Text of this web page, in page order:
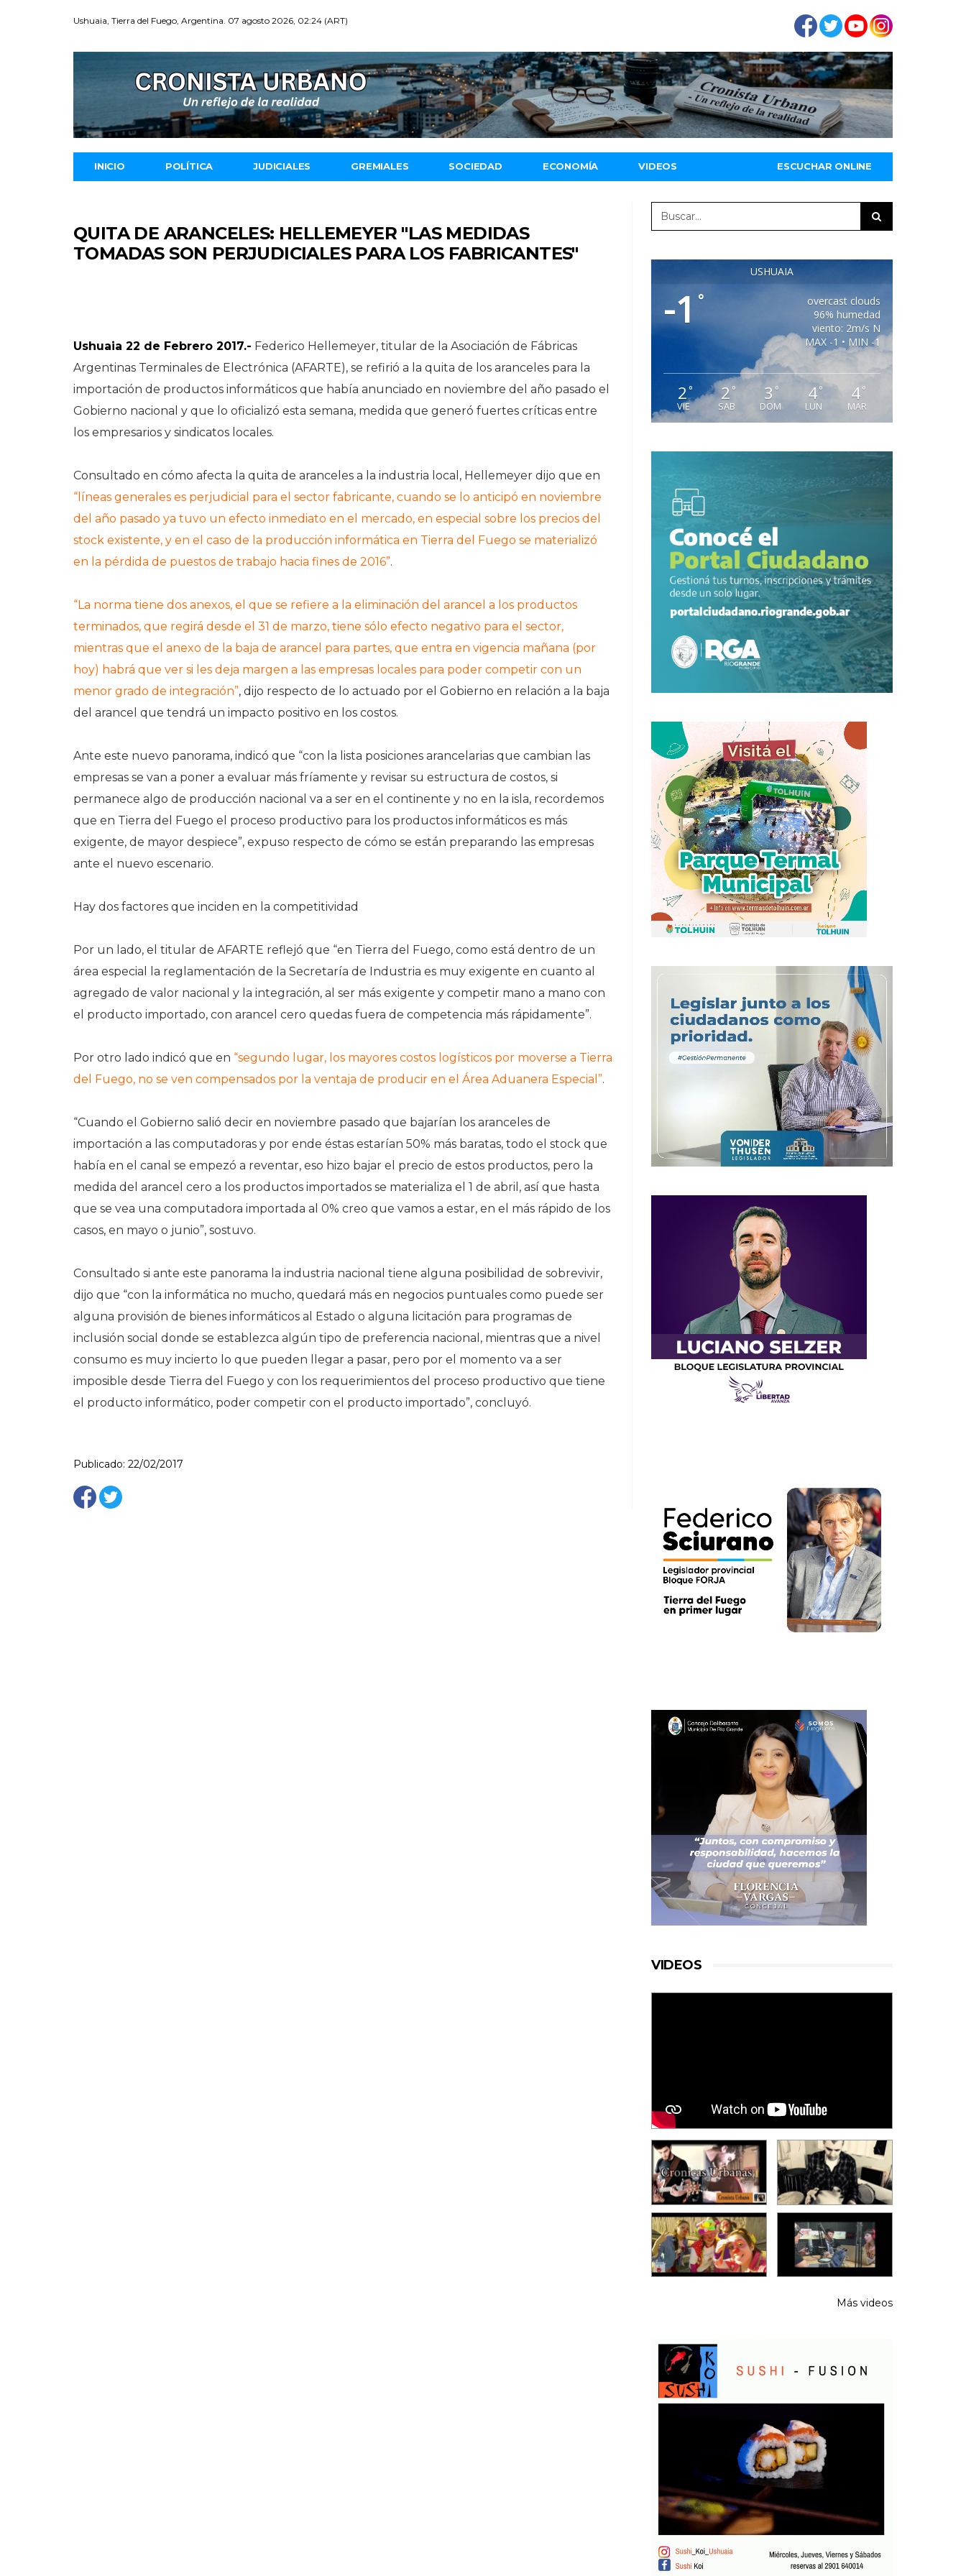
Ushuaia, Tierra del Fuego, Argentina. 07 agosto 2026, 02:24 (ART)
INICIO POLÍTICA JUDICIALES GREMIALES SOCIEDAD ECONOMÍA VIDEOS ESCUCHAR ONLINE
QUITA DE ARANCELES: HELLEMEYER "LAS MEDIDAS
TOMADAS SON PERJUDICIALES PARA LOS FABRICANTES"
Ushuaia 22 de Febrero 2017.- Federico Hellemeyer, titular de la Asociación de Fábricas
Argentinas Terminales de Electrónica (AFARTE), se refirió a la quita de los aranceles para la
importación de productos informáticos que había anunciado en noviembre del año pasado el
Gobierno nacional y que lo oficializó esta semana, medida que generó fuertes críticas entre
los empresarios y sindicatos locales.
Consultado en cómo afecta la quita de aranceles a la industria local, Hellemeyer dijo que en
“líneas generales es perjudicial para el sector fabricante, cuando se lo anticipó en noviembre
del año pasado ya tuvo un efecto inmediato en el mercado, en especial sobre los precios del
stock existente, y en el caso de la producción informática en Tierra del Fuego se materializó
en la pérdida de puestos de trabajo hacia fines de 2016”.
“La norma tiene dos anexos, el que se refiere a la eliminación del arancel a los productos
terminados, que regirá desde el 31 de marzo, tiene sólo efecto negativo para el sector,
mientras que el anexo de la baja de arancel para partes, que entra en vigencia mañana (por
hoy) habrá que ver si les deja margen a las empresas locales para poder competir con un
menor grado de integración”, dijo respecto de lo actuado por el Gobierno en relación a la baja
del arancel que tendrá un impacto positivo en los costos.
Ante este nuevo panorama, indicó que “con la lista posiciones arancelarias que cambian las
empresas se van a poner a evaluar más fríamente y revisar su estructura de costos, si
permanece algo de producción nacional va a ser en el continente y no en la isla, recordemos
que en Tierra del Fuego el proceso productivo para los productos informáticos es más
exigente, de mayor despiece”, expuso respecto de cómo se están preparando las empresas
ante el nuevo escenario.
Hay dos factores que inciden en la competitividad
Por un lado, el titular de AFARTE reflejó que “en Tierra del Fuego, como está dentro de un
área especial la reglamentación de la Secretaría de Industria es muy exigente en cuanto al
agregado de valor nacional y la integración, al ser más exigente y competir mano a mano con
el producto importado, con arancel cero quedas fuera de competencia más rápidamente”.
Por otro lado indicó que en “segundo lugar, los mayores costos logísticos por moverse a Tierra
del Fuego, no se ven compensados por la ventaja de producir en el Área Aduanera Especial”.
“Cuando el Gobierno salió decir en noviembre pasado que bajarían los aranceles de
importación a las computadoras y por ende éstas estarían 50% más baratas, todo el stock que
había en el canal se empezó a reventar, eso hizo bajar el precio de estos productos, pero la
medida del arancel cero a los productos importados se materializa el 1 de abril, así que hasta
que se vea una computadora importada al 0% creo que vamos a estar, en el más rápido de los
casos, en mayo o junio”, sostuvo.
Consultado si ante este panorama la industria nacional tiene alguna posibilidad de sobrevivir,
dijo que “con la informática no mucho, quedará más en negocios puntuales como puede ser
alguna provisión de bienes informáticos al Estado o alguna licitación para programas de
inclusión social donde se establezca algún tipo de preferencia nacional, mientras que a nivel
consumo es muy incierto lo que pueden llegar a pasar, pero por el momento va a ser
imposible desde Tierra del Fuego y con los requerimientos del proceso productivo que tiene
el producto informático, poder competir con el producto importado”, concluyó.
Publicado: 22/02/2017
USHUAIA
-1°
overcast clouds
96% humedad
viento: 2m/s N
MAX -1 • MIN -1
2°
VIE
2 °
SAB
3 °
DOM
4°
LUN
4°
MAR
VIDEOS
Más videos